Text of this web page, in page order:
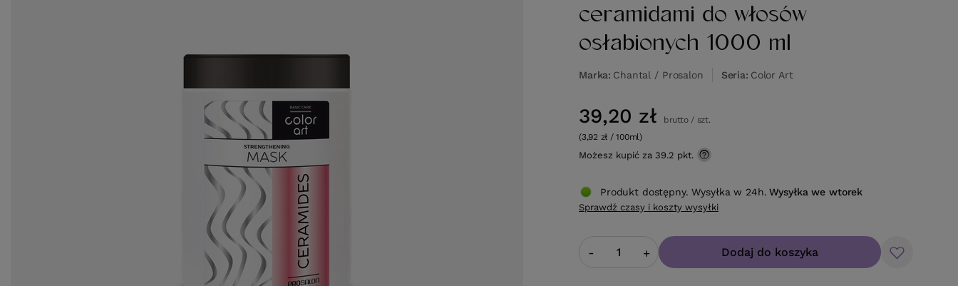
ceramidami do włosów
osłabionych 1000 ml
Marka Chantal / Prosalon Seria Color Art
39,20 zł brutto/ szt.
(3,92 zł / 100ml)
Możesz kupić za 39.2 pkt.
- + Dodaj do koszyka
Produkt dostępny. Wysyłka w 24h. Wysyłkawe wtorek
Sprawdź czasy i koszty wysyłki